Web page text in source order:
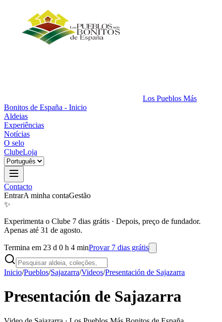
Los Pueblos Más
Bonitos de España - Inicio
Aldeias
Experiências
Notícias
O selo
ClubeLoja
Contacto
EntrarA minha contaGestão
✨
Experimenta o Clube 7 dias grátis · Depois, preço de fundador.
Apenas até 31 de agosto.
Termina em 23 d 0 h 4 minProvar 7 dias grátis
Inicio/Pueblos/Sajazarra/Videos/Presentación de Sajazarra
Presentación de Sajazarra